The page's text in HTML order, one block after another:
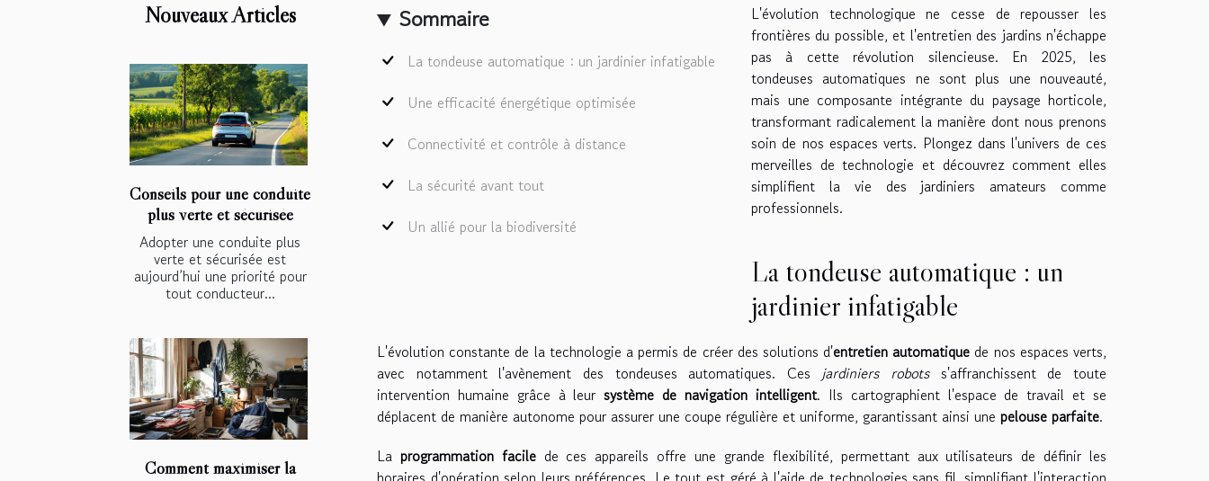
Nouveaux Articles
Conseils pour une conduite
plus verte et sécurisée
Adopter une conduite plus
verte et sécurisée est
aujourd’hui une priorité pour
tout conducteur...
Comment maximiser la
Sommaire
La tondeuse automatique : un jardinier infatigable
Une efficacité énergétique optimisée
Connectivité et contrôle à distance
La sécurité avant tout
Un allié pour la biodiversité
L'évolution technologique ne cesse de repousser les
frontières du possible, et l'entretien des jardins n'échappe
pas à cette révolution silencieuse. En 2025, les
tondeuses automatiques ne sont plus une nouveauté,
mais une composante intégrante du paysage horticole,
transformant radicalement la manière dont nous prenons
soin de nos espaces verts. Plongez dans l'univers de ces
merveilles de technologie et découvrez comment elles
simplifient la vie des jardiniers amateurs comme
professionnels.
La tondeuse automatique : un
jardinier infatigable
L'évolution constante de la technologie a permis de créer des solutions d'entretien automatique de nos espaces verts,
avec notamment l'avènement des tondeuses automatiques. Ces jardiniers robotss'affranchissent de toute
intervention humaine grâce à leursystème de navigation intelligent. Ils cartographient l'espace de travail et se
déplacent de manière autonome pour assurer une coupe régulière et uniforme, garantissant ainsi une pelouse parfaite.
La programmation facilede ces appareils offre une grande flexibilité, permettant aux utilisateurs de définir les